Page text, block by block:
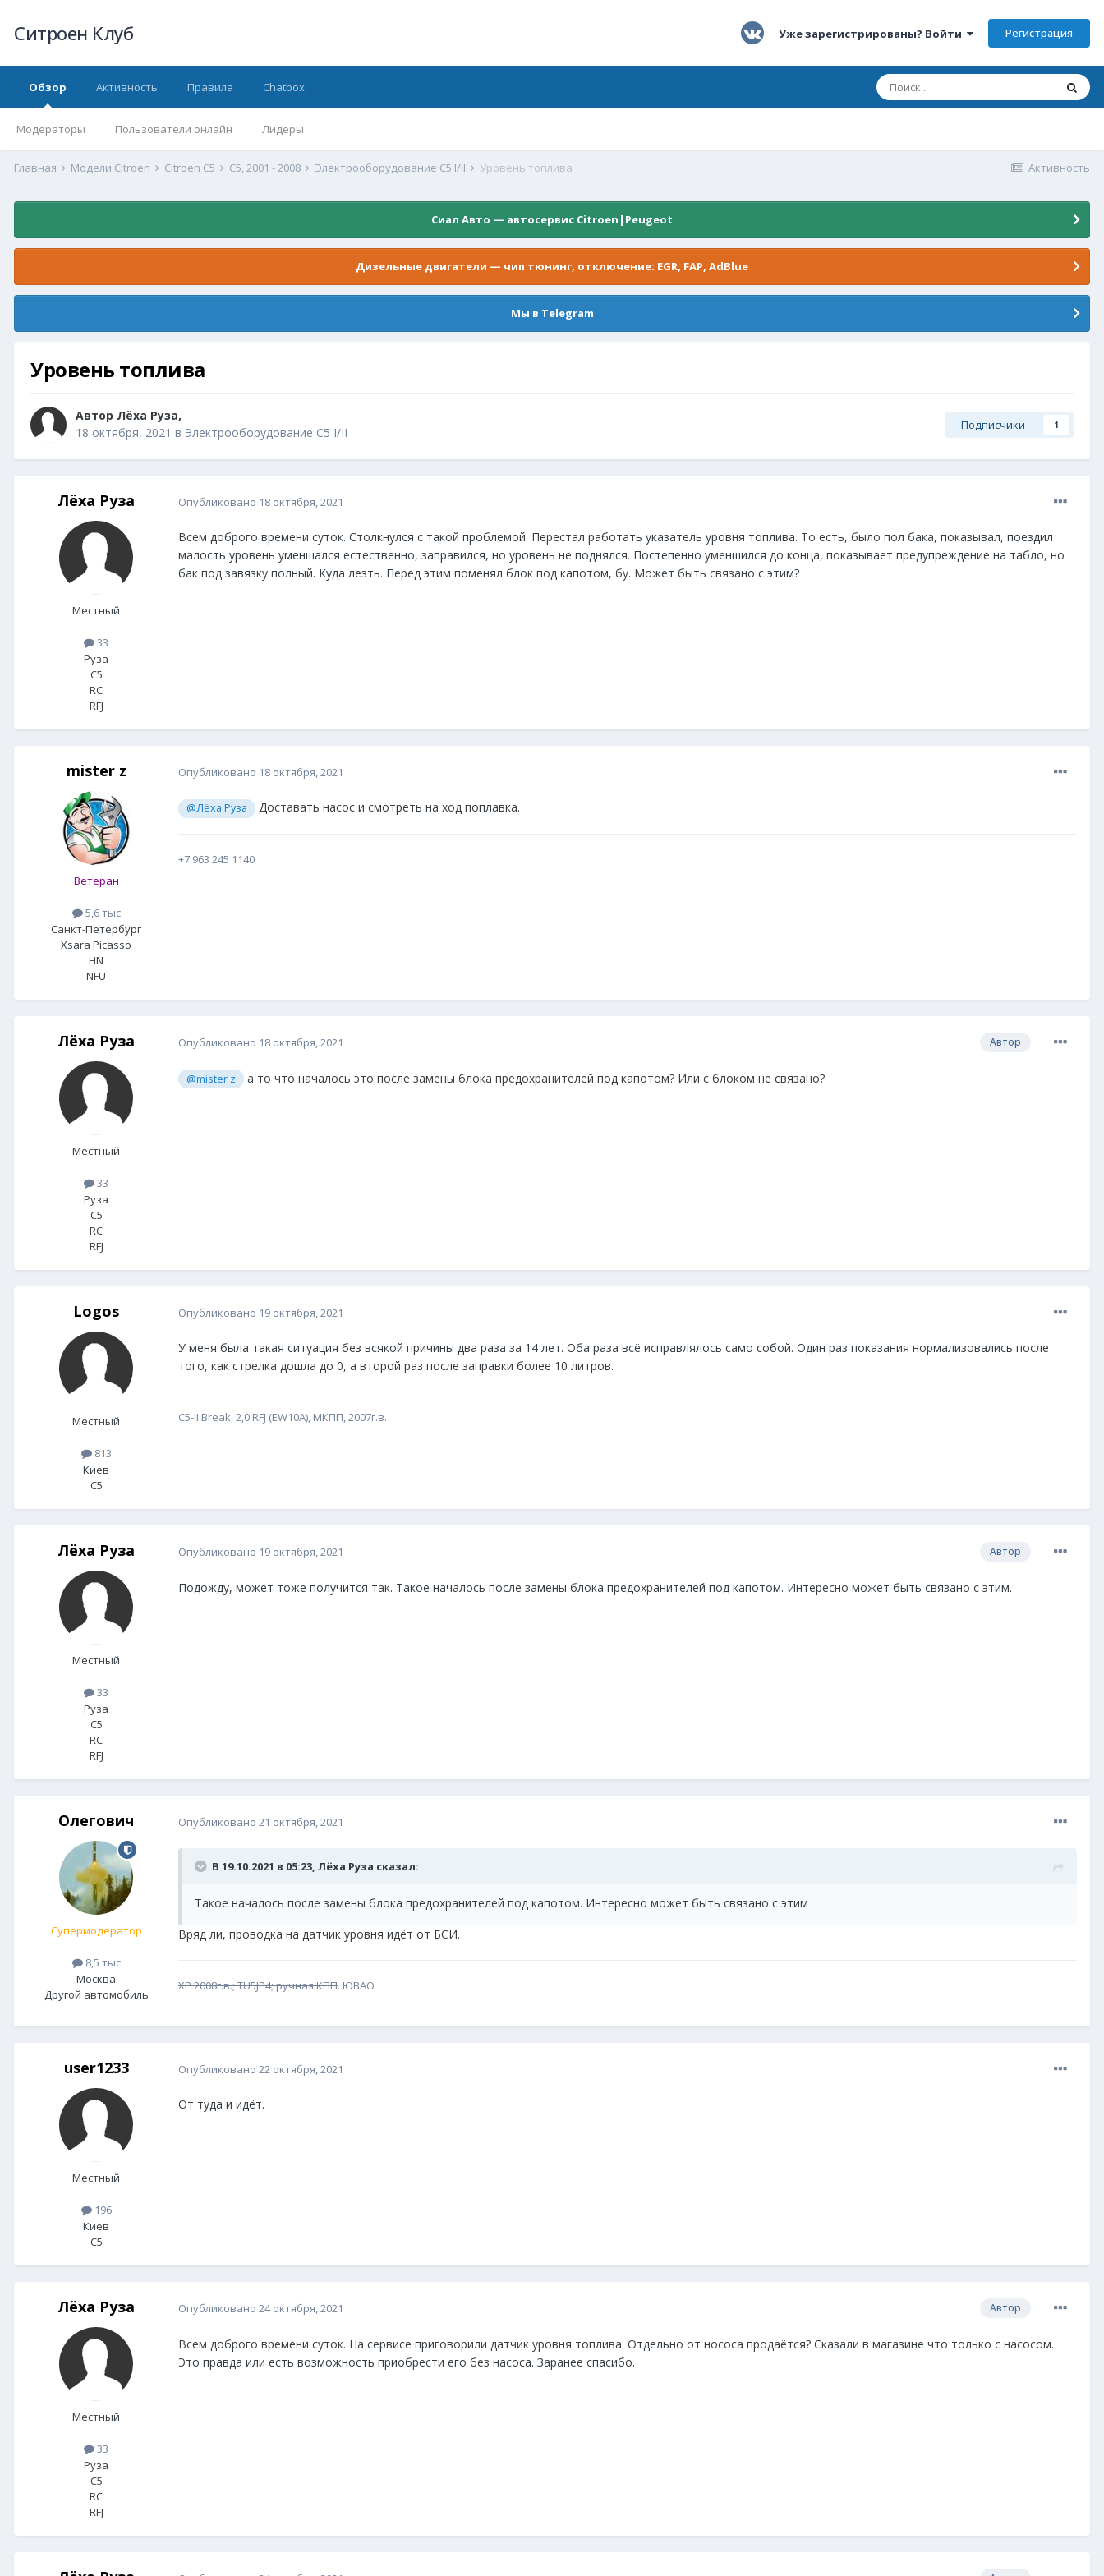
Ситроен Клуб Уже зарегистрированы? Войти Регистрация
Обзор
Модераторы Пользователи онлайн Лидеры
Активность Правила Chatbox
Активность
Главная Модели Citroen Citroen C5 С5, 2001 - 2008 Электрооборудование C5 I/II Уровень топлива
Сиал Авто — автосервис Citroen|Peugeot
Дизельные двигатели — чип тюнинг, отключение: EGR, FAP, AdBlue
Мы в Telegram
Уровень топлива
Автор Лёха Руза,
18 октября, 2021 в Электрооборудование C5 I/II Подписчики 1
Лёха Руза
Местный
33
Руза
C5
RC
RFJ
Опубликовано 18 октября, 2021
Всем доброго времени суток. Столкнулся с такой проблемой. Перестал работать указатель уровня топлива. То есть, было пол бака, показывал, поездил
малость уровень уменшался естественно, заправился, но уровень не поднялся. Постепенно уменшился до конца, показывает предупреждение на табло, но
бак под завязку полный. Куда лезть. Перед этим поменял блок под капотом, бу. Может быть связано с этим?
mister z
Ветеран
5,6 тыс
Санкт-Петербург
Xsara Picasso
HN
NFU
Опубликовано 18 октября, 2021
@Лёха Руза Доставать насос и смотреть на ход поплавка.
+7 963 245 1140
Лёха Руза
Местный
33
Руза
C5
RC
RFJ
Автор
Опубликовано 18 октября, 2021
@mister z а то что началось это после замены блока предохранителей под капотом? Или с блоком не связано?
Logos
Местный
813
Киев
C5
Опубликовано 19 октября, 2021
У меня была такая ситуация без всякой причины два раза за 14 лет. Оба раза всё исправлялось само собой. Один раз показания нормализовались после
того, как стрелка дошла до 0, а второй раз после заправки более 10 литров.
С5-II Break, 2,0 RFJ (EW10A), МКПП, 2007г.в.
Лёха Руза
Местный
33
Руза
C5
RC
RFJ
Автор
Опубликовано 19 октября, 2021
Подожду, может тоже получится так. Такое началось после замены блока предохранителей под капотом. Интересно может быть связано с этим.
Олегович
Супермодератор
8,5 тыс
Москва
Другой автомобиль
Опубликовано 21 октября, 2021
В 19.10.2021 в 05:23, Лёха Руза сказал:
Такое началось после замены блока предохранителей под капотом. Интересно может быть связано с этим
Вряд ли, проводка на датчик уровня идёт от БСИ.
XP 2008г.в.; TU5JP4; ручная КПП. ЮВАО
user1233
Местный
196
Киев
C5
Опубликовано 22 октября, 2021
От туда и идёт.
Лёха Руза
Местный
33
Руза
C5
RC
RFJ
Автор
Опубликовано 24 октября, 2021
Всем доброго времени суток. На сервисе приговорили датчик уровня топлива. Отдельно от нососа продаётся? Сказали в магазине что только с насосом.
Это правда или есть возможность приобрести его без насоса. Заранее спасибо.